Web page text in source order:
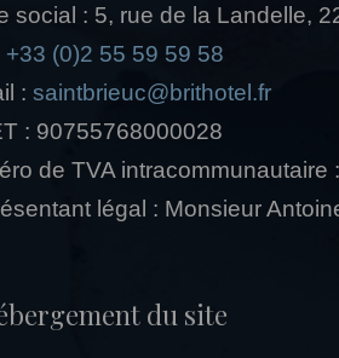
social : 5, rue de la Landelle,
+33 (0)2 55 59 59 58
:saintbrieuc@brithotel.fr
: 90755768000028
de TVA intracommunautaire
légal : Monsieur
du site